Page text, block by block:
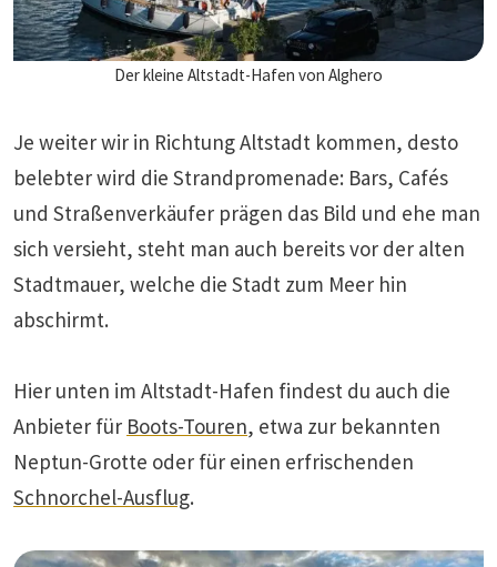
Der kleine Altstadt-Hafen von Alghero
Je weiter wir in Richtung Altstadt kommen, desto
belebter wird die Strandpromenade: Bars, Cafés
und Straßenverkäufer prägen das Bild und ehe man
sich versieht, steht man auch bereits vor der alten
Stadtmauer, welche die Stadt zum Meer hin
abschirmt.
Hier unten im Altstadt-Hafen findest du auch die
Anbieter für Boots-Touren, etwa zur bekannten
Neptun-Grotte oder für einen erfrischenden
Schnorchel-Ausflug.